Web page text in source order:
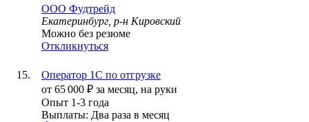
ООО Фудтрейд
Екатеринбург, р-н Кировский
Можно без резюме
Откликнуться
Оператор 1С по отгрузке
от 65 000 ₽ за месяц, на руки
Опыт 1-3 года
Выплаты: Два раза в месяц